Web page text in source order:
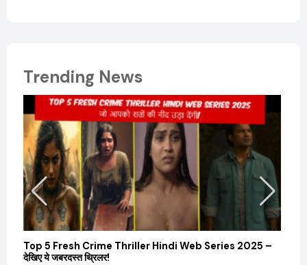
Trending News
Top 5 Fresh Crime Thriller Hindi Web Series 2025 –
देखिए ये जबरदस्त थ्रिलर!